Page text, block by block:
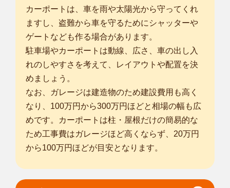
カーポートは、車を雨や太陽光から守ってくれ
ますし、盗難から車を守るためにシャッターや
ゲートなども作る場合があります。
駐車場やカーポートは動線、広さ、車の出し入
れのしやすさを考えて、レイアウトや配置を決
めましょう。
なお、ガレージは建造物のため建設費用も高く
なり、100万円から300万円ほどと相場の幅も広
めです。カーポートは柱・屋根だけの簡易的な
ため工事費はガレージほど高くならず、20万円
から100万円ほどが目安となります。